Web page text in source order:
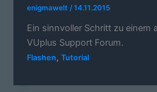
enigmawelt/14.11.2015
Ein sinnvoller Schritt zu einem
VUplus Support Forum.
Flashen,Tutorial